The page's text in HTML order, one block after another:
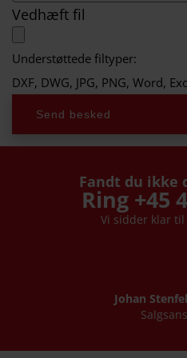
Vedhæft fil
Understøttede filtyper:
DXF, DWG, JPG, PNG, Word,
Send besked
Fandt du ikke
Ring +45
Vi sidder klar
Johan